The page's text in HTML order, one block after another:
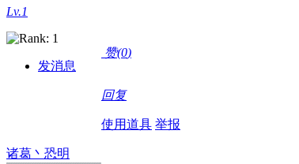
Lv.1
发消息
赞(0)
回复
使用道具 举报
诸葛丶恐明